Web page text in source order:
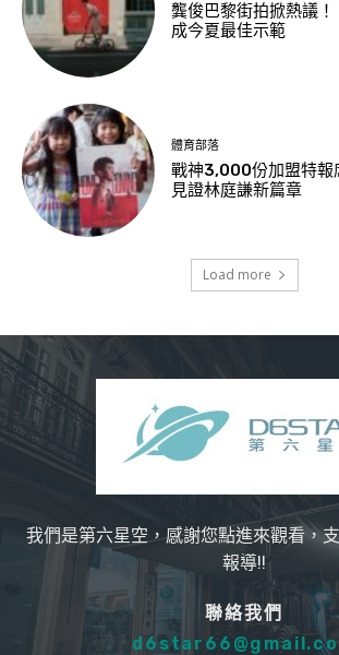
龔俊巴黎街拍掀熱議
成今夏最佳示範
體育部落
戰神3,000份加盟特
見證林庭謙新篇章
Load more
我們是第六星空，感謝您點進來觀看，
報導!!
聯絡我們